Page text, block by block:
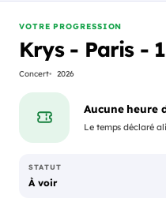
VOTRE PROGRESSION
Krys - Paris -
Concert 2026
Aucune heure
Le temps déclaré
STATUT
À voir